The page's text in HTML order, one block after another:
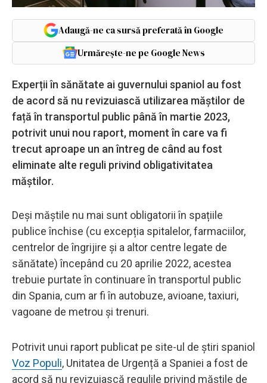
Adaugă-ne ca sursă preferată în Google
Urmărește-ne pe Google News
Experții în sănătate ai guvernului spaniol au fost
de acord să nu revizuiască utilizarea măștilor de
față în transportul public până în martie 2023,
potrivit unui nou raport, moment în care va fi
trecut aproape un an întreg de când au fost
eliminate alte reguli privind obligativitatea
măștilor.
Deși măștile nu mai sunt obligatorii în spațiile
publice închise (cu excepția spitalelor, farmaciilor,
centrelor de îngrijire și a altor centre legate de
sănătate) începând cu 20 aprilie 2022, acestea
trebuie purtate în continuare în transportul public
din Spania, cum ar fi în autobuze, avioane, taxiuri,
vagoane de metrou și trenuri.
Potrivit unui raport publicat pe site-ul de știri spaniol
Voz Populi, Unitatea de Urgență a Spaniei a fost de
acord să nu revizuiască regulile privind măștile de